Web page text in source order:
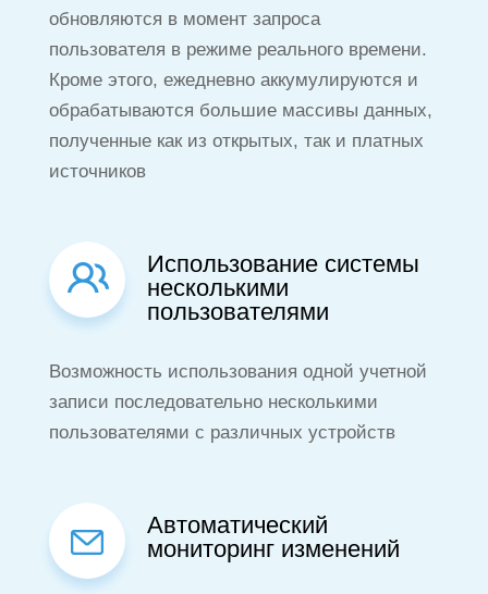
обновляются в момент запроса
пользователя в режиме реального времени.
Кроме этого, ежедневно аккумулируются и
обрабатываются большие массивы данных,
полученные как из открытых, так и платных
источников
Использование системы
несколькими
пользователями
Возможность использования одной учетной
записи последовательно несколькими
пользователями с различных устройств
Автоматический
мониторинг изменений